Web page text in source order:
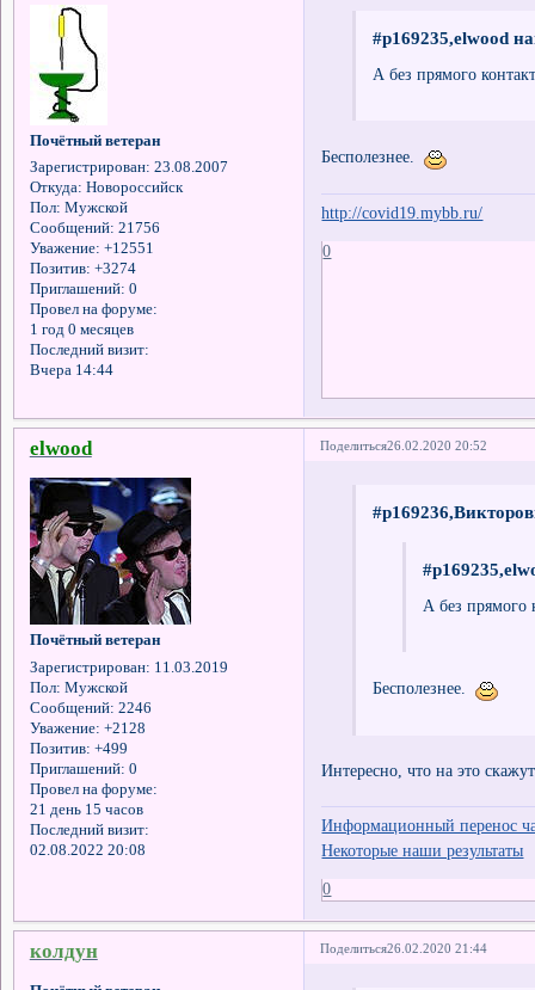
Почётный ветеран
Зарегистрирован: 23.08.2007
Откуда: Новороссийск
Пол: Мужской
Сообщений: 21756
Уважение: +12551
Позитив: +3274
Приглашений: 0
Провел на форуме:
1 год 0 месяцев
Последний визит:
Вчера 14:44
#p169235,elwood
А без прямого
Бесполезнее.
http://covid19.mybb.ru/
0
Поделиться26.02.2020 20:52
elwood
Почётный ветеран
Зарегистрирован: 11.03.2019
Пол: Мужской
Сообщений: 2246
Уважение: +2128
Позитив: +499
Приглашений: 0
Провел на форуме:
21 день 15 часов
Последний визит:
02.08.2022 20:08
А без прямого
Бесполезнее.
Интересно, что на это
Информационный перенос
Некоторые наши результаты
0
Поделиться26.02.2020 21:44
колдун